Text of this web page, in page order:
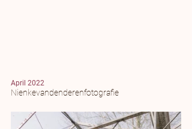
April 2022
Nienkevandenderenfotografie